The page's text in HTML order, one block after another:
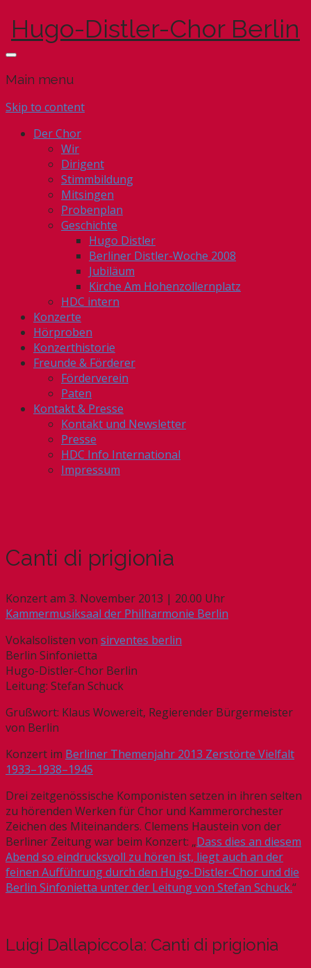
Hugo-Distler-Chor Berlin
Main menu
Skip to content
Der Chor
Wir
Dirigent
Stimmbildung
Mitsingen
Probenplan
Geschichte
Hugo Distler
Berliner Distler-Woche 2008
Jubiläum
Kirche Am Hohenzollernplatz
HDC intern
Konzerte
Hörproben
Konzerthistorie
Freunde & Förderer
Förderverein
Paten
Kontakt & Presse
Kontakt und Newsletter
Presse
HDC Info International
Impressum
Canti di prigionia
Konzert am 3. November 2013 | 20.00 Uhr
Kammermusiksaal der Philharmonie Berlin
Vokalsolisten von sirventes berlin
Berlin Sinfonietta
Hugo-Distler-Chor Berlin
Leitung: Stefan Schuck
Grußwort: Klaus Wowereit, Regierender Bürgermeister
von Berlin
Konzert im Berliner Themenjahr 2013 Zerstörte Vielfalt
1933–1938–1945
Drei zeitgenössische Komponisten setzen in ihren selten
zu hörenden Werken für Chor und Kammerorchester
Zeichen des Miteinanders. Clemens Haustein von der
Berliner Zeitung war beim Konzert: „Dass dies an diesem
Abend so eindrucksvoll zu hören ist, liegt auch an der
feinen Aufführung durch den Hugo-Distler-Chor und die
Berlin Sinfonietta unter der Leitung von Stefan Schuck.“
Luigi Dallapiccola: Canti di prigionia